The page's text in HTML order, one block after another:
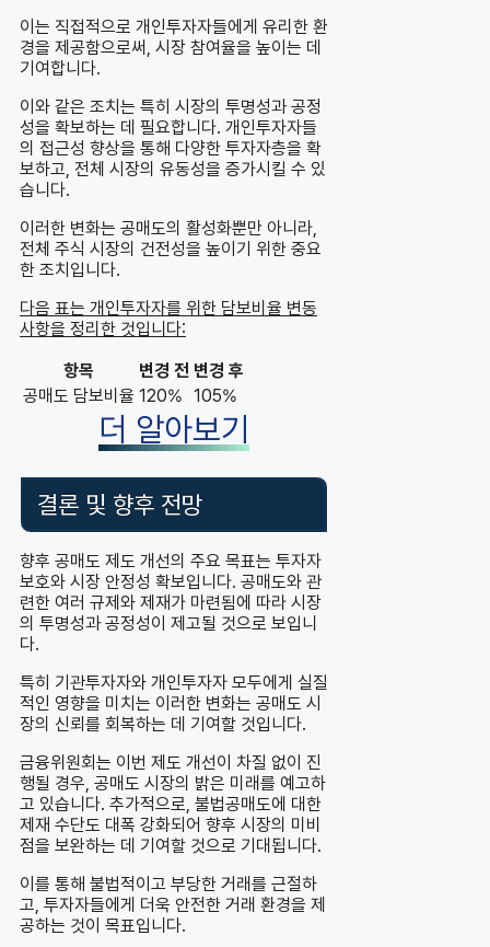
이는 직접적으로 개인투자자들에게 유리한 환
경을 제공함으로써, 시장 참여율을 높이는 데
기여합니다.
이와 같은 조치는 특히 시장의 투명성과 공정
성을 확보하는 데 필요합니다. 개인투자자들
의 접근성 향상을 통해 다양한 투자자층을 확
보하고, 전체 시장의 유동성을 증가시킬 수 있
습니다.
이러한 변화는 공매도의 활성화뿐만 아니라,
전체 주식 시장의 건전성을 높이기 위한 중요
한 조치입니다.
다음 표는 개인투자자를 위한 담보비율 변동
사항을 정리한 것입니다:
항목
변경 전 변경 후
공매도 담보비율 120% 105%
더 알아보기
결론 및 향후 전망
향후 공매도 제도 개선의 주요 목표는 투자자
보호와 시장 안정성 확보입니다. 공매도와 관
련한 여러 규제와 제재가 마련됨에 따라 시장
의 투명성과 공정성이 제고될 것으로 보입니
다.
특히 기관투자자와 개인투자자 모두에게 실질
적인 영향을 미치는 이러한 변화는 공매도 시
장의 신뢰를 회복하는 데 기여할 것입니다.
금융위원회는 이번 제도 개선이 차질 없이 진
행될 경우, 공매도 시장의 밝은 미래를 예고하
고 있습니다. 추가적으로, 불법공매도에 대한
제재 수단도 대폭 강화되어 향후 시장의 미비
점을 보완하는 데 기여할 것으로 기대됩니다.
이를 통해 불법적이고 부당한 거래를 근절하
고, 투자자들에게 더욱 안전한 거래 환경을 제
공하는 것이 목표입니다.